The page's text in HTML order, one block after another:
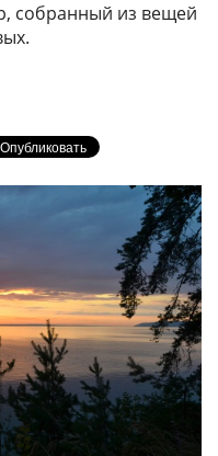
собранный из вещей